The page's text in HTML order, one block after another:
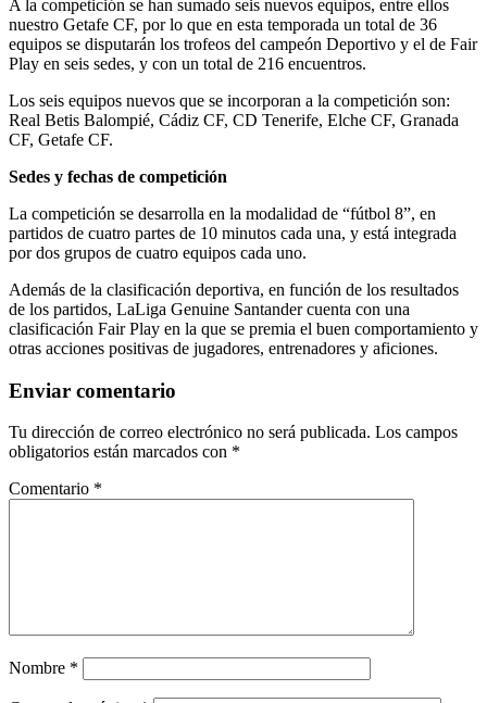
A la competición se han sumado seis nuevos equipos, entre ellos
nuestro Getafe CF, por lo que en esta temporada un total de 36
equipos se disputarán los trofeos del campeón Deportivo y el de Fair
Play en seis sedes, y con un total de 216 encuentros.
Los seis equipos nuevos que se incorporan a la competición son:
Real Betis Balompié, Cádiz CF, CD Tenerife, Elche CF, Granada
CF, Getafe CF.
Sedes y fechas de competición
La competición se desarrolla en la modalidad de “fútbol 8”, en
partidos de cuatro partes de 10 minutos cada una, y está integrada
por dos grupos de cuatro equipos cada uno.
Además de la clasificación deportiva, en función de los resultados
de los partidos, LaLiga Genuine Santander cuenta con una
clasificación Fair Play en la que se premia el buen comportamiento y
otras acciones positivas de jugadores, entrenadores y aficiones.
Enviar comentario
Tu dirección de correo electrónico no será publicada. Los campos
obligatorios están marcados con *
Comentario *
Nombre *